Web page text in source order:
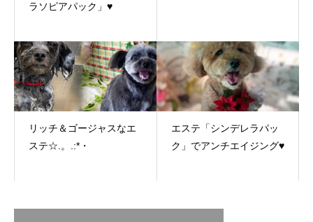
ラソピアパック」♥
リッチ＆ゴージャスなエ
ステ☆.。.:*・
エステ「シンデレラパッ
ク」でアンチエイジング♥